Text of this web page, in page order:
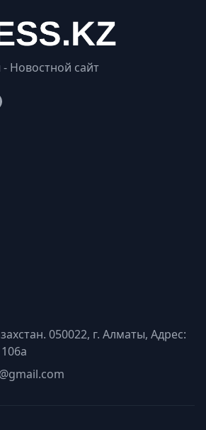
Новостной сайт
050022, г. Алматы, Адрес: